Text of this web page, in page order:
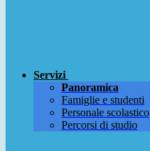
Servizi
Panoramica
Famiglie e studenti
Personale scolastico
Percorsi di studio